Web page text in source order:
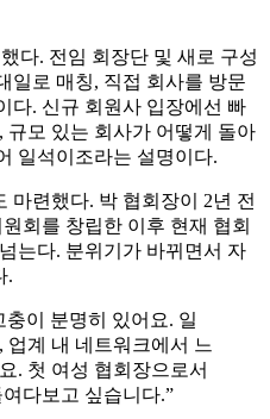
다. 전임 회장단 및 새로 구성
일로 매칭, 직접 회사를 방문
다. 신규 회원사 입장에선 빠
규모 있는 회사가 어떻게 돌아
일석이조라는 설명이다.
마련했다. 박 협회장이 2년 전
회를 창립한 이후 현재 협회
는다. 분위기가 바뀌면서 자
.
이 분명히 있어요. 일
계 내 네트워크에서 느
. 첫 여성 협회장으로서
다보고 싶습니다.”